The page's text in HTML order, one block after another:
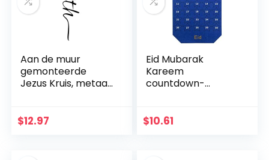
Aan de muur
gemonteerde
Jezus Kruis, metaal
muurhanger,
$12.97
Eid Mubarak
Kareem
countdown-
kalender met 30
$10.61